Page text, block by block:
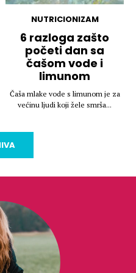
NUTRICIONIZAM
6 razloga zašto
početi dan sa
čašom vode i
limunom
Čaša mlake vode s limunom je za
većinu ljudi koji žele smrša...